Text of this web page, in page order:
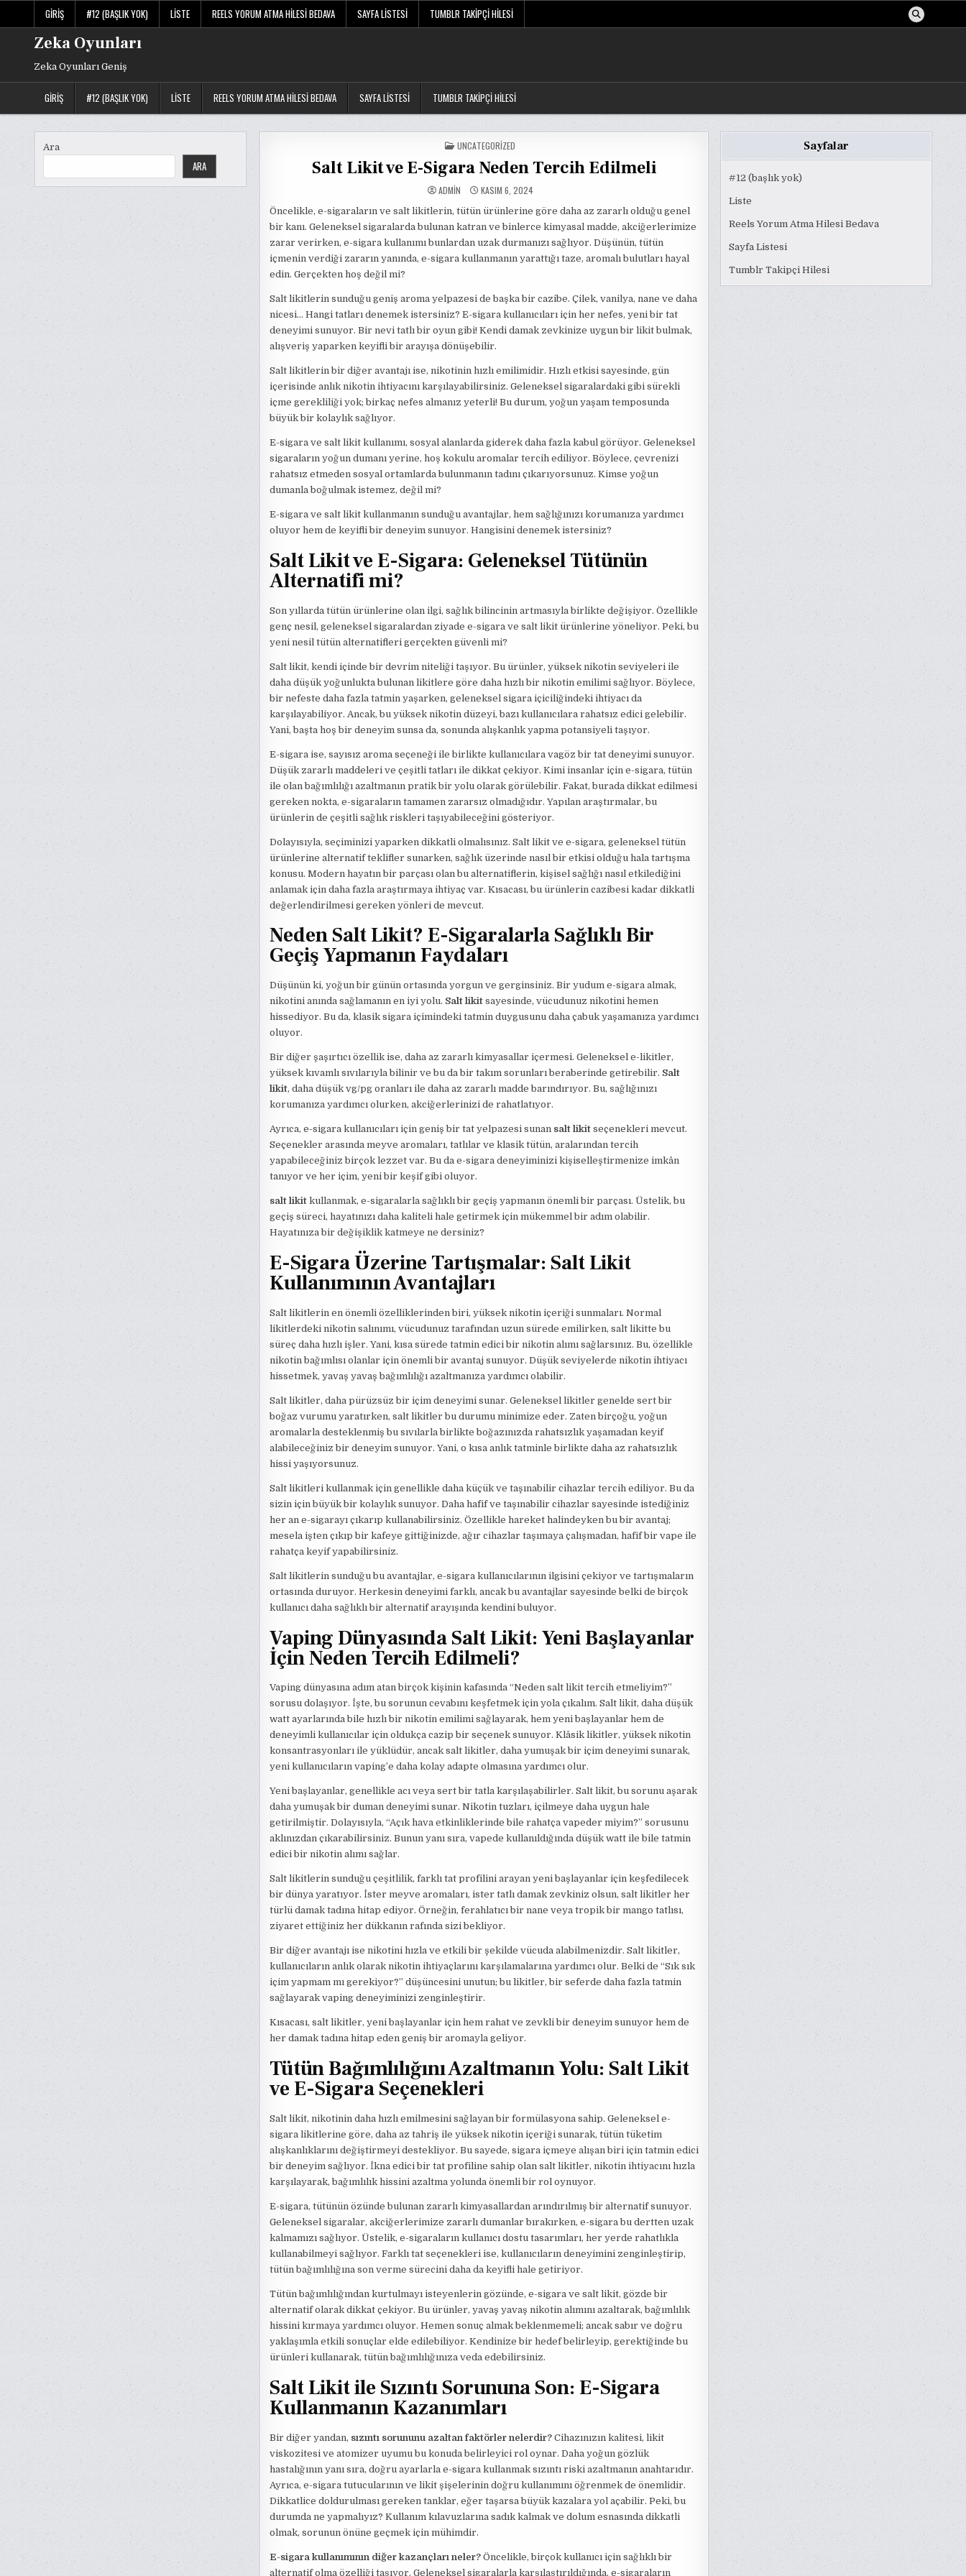
GIRIŞ #12 (BAŞLIK YOK) LISTE REELS YORUM ATMA HILESI BEDAVA SAYFA LISTESI TUMBLR TAKIPÇI HILESI
Zeka Oyunları
Zeka Oyunları Geniş
GIRIŞ #12 (BAŞLIK YOK) LISTE REELS YORUM ATMA HILESI BEDAVA SAYFA LISTESI TUMBLR TAKIPÇI HILESI
Ara
ARA
POSTED
IN
UNCATEGORIZED
Salt Likit ve E-Sigara Neden Tercih Edilmeli
ADMIN KASIM 6, 2024
Öncelikle, e-sigaraların ve salt likitlerin, tütün ürünlerine göre daha az zararlı olduğu genel
bir kanı. Geleneksel sigaralarda bulunan katran ve binlerce kimyasal madde, akciğerlerimize
zarar verirken, e-sigara kullanımı bunlardan uzak durmanızı sağlıyor. Düşünün, tütün
içmenin verdiği zararın yanında, e-sigara kullanmanın yarattığı taze, aromalı bulutları hayal
edin. Gerçekten hoş değil mi?
Salt likitlerin sunduğu geniş aroma yelpazesi de başka bir cazibe. Çilek, vanilya, nane ve daha
nicesi… Hangi tatları denemek istersiniz? E-sigara kullanıcıları için her nefes, yeni bir tat
deneyimi sunuyor. Bir nevi tatlı bir oyun gibi! Kendi damak zevkinize uygun bir likit bulmak,
alışveriş yaparken keyifli bir arayışa dönüşebilir.
Salt likitlerin bir diğer avantajı ise, nikotinin hızlı emilimidir. Hızlı etkisi sayesinde, gün
içerisinde anlık nikotin ihtiyacını karşılayabilirsiniz. Geleneksel sigaralardaki gibi sürekli
içme gerekliliği yok; birkaç nefes almanız yeterli! Bu durum, yoğun yaşam temposunda
büyük bir kolaylık sağlıyor.
E-sigara ve salt likit kullanımı, sosyal alanlarda giderek daha fazla kabul görüyor. Geleneksel
sigaraların yoğun dumanı yerine, hoş kokulu aromalar tercih ediliyor. Böylece, çevrenizi
rahatsız etmeden sosyal ortamlarda bulunmanın tadını çıkarıyorsunuz. Kimse yoğun
dumanla boğulmak istemez, değil mi?
E-sigara ve salt likit kullanmanın sunduğu avantajlar, hem sağlığınızı korumanıza yardımcı
oluyor hem de keyifli bir deneyim sunuyor. Hangisini denemek istersiniz?
Salt Likit ve E-Sigara: Geleneksel Tütünün
Alternatifi mi?
Son yıllarda tütün ürünlerine olan ilgi, sağlık bilincinin artmasıyla birlikte değişiyor. Özellikle
genç nesil, geleneksel sigaralardan ziyade e-sigara ve salt likit ürünlerine yöneliyor. Peki, bu
yeni nesil tütün alternatifleri gerçekten güvenli mi?
Salt likit, kendi içinde bir devrim niteliği taşıyor. Bu ürünler, yüksek nikotin seviyeleri ile
daha düşük yoğunlukta bulunan likitlere göre daha hızlı bir nikotin emilimi sağlıyor. Böylece,
bir nefeste daha fazla tatmin yaşarken, geleneksel sigara içiciliğindeki ihtiyacı da
karşılayabiliyor. Ancak, bu yüksek nikotin düzeyi, bazı kullanıcılara rahatsız edici gelebilir.
Yani, başta hoş bir deneyim sunsa da, sonunda alışkanlık yapma potansiyeli taşıyor.
E-sigara ise, sayısız aroma seçeneği ile birlikte kullanıcılara vagöz bir tat deneyimi sunuyor.
Düşük zararlı maddeleri ve çeşitli tatları ile dikkat çekiyor. Kimi insanlar için e-sigara, tütün
ile olan bağımlılığı azaltmanın pratik bir yolu olarak görülebilir. Fakat, burada dikkat edilmesi
gereken nokta, e-sigaraların tamamen zararsız olmadığıdır. Yapılan araştırmalar, bu
ürünlerin de çeşitli sağlık riskleri taşıyabileceğini gösteriyor.
Dolayısıyla, seçiminizi yaparken dikkatli olmalısınız. Salt likit ve e-sigara, geleneksel tütün
ürünlerine alternatif teklifler sunarken, sağlık üzerinde nasıl bir etkisi olduğu hala tartışma
konusu. Modern hayatın bir parçası olan bu alternatiflerin, kişisel sağlığı nasıl etkilediğini
anlamak için daha fazla araştırmaya ihtiyaç var. Kısacası, bu ürünlerin cazibesi kadar dikkatli
değerlendirilmesi gereken yönleri de mevcut.
Neden Salt Likit? E-Sigaralarla Sağlıklı Bir
Geçiş Yapmanın Faydaları
Düşünün ki, yoğun bir günün ortasında yorgun ve gerginsiniz. Bir yudum e-sigara almak,
nikotini anında sağlamanın en iyi yolu. Salt likitsayesinde, vücudunuz nikotini hemen
hissediyor. Bu da, klasik sigara içimindeki tatmin duygusunu daha çabuk yaşamanıza yardımcı
oluyor.
Bir diğer şaşırtıcı özellik ise, daha az zararlı kimyasallar içermesi. Geleneksel e-likitler,
yüksek kıvamlı sıvılarıyla bilinir ve bu da bir takım sorunları beraberinde getirebilir. Salt
likit, daha düşük vg/pg oranları ile daha az zararlı madde barındırıyor. Bu, sağlığınızı
korumanıza yardımcı olurken, akciğerlerinizi de rahatlatıyor.
Ayrıca, e-sigara kullanıcıları için geniş bir tat yelpazesi sunan salt likitseçenekleri mevcut.
Seçenekler arasında meyve aromaları, tatlılar ve klasik tütün, aralarından tercih
yapabileceğiniz birçok lezzet var. Bu da e-sigara deneyiminizi kişiselleştirmenize imkân
tanıyor ve her içim, yeni bir keşif gibi oluyor.
salt likitkullanmak, e-sigaralarla sağlıklı bir geçiş yapmanın önemli bir parçası. Üstelik, bu
geçiş süreci, hayatınızı daha kaliteli hale getirmek için mükemmel bir adım olabilir.
Hayatınıza bir değişiklik katmeye ne dersiniz?
E-Sigara Üzerine Tartışmalar: Salt Likit
Kullanımının Avantajları
Salt likitlerin en önemli özelliklerinden biri, yüksek nikotin içeriği sunmaları. Normal
likitlerdeki nikotin salınımı, vücudunuz tarafından uzun sürede emilirken, salt likitte bu
süreç daha hızlı işler. Yani, kısa sürede tatmin edici bir nikotin alımı sağlarsınız. Bu, özellikle
nikotin bağımlısı olanlar için önemli bir avantaj sunuyor. Düşük seviyelerde nikotin ihtiyacı
hissetmek, yavaş yavaş bağımlılığı azaltmanıza yardımcı olabilir.
Salt likitler, daha pürüzsüz bir içim deneyimi sunar. Geleneksel likitler genelde sert bir
boğaz vurumu yaratırken, salt likitler bu durumu minimize eder. Zaten birçoğu, yoğun
aromalarla desteklenmiş bu sıvılarla birlikte boğazınızda rahatsızlık yaşamadan keyif
alabileceğiniz bir deneyim sunuyor. Yani, o kısa anlık tatminle birlikte daha az rahatsızlık
hissi yaşıyorsunuz.
Salt likitleri kullanmak için genellikle daha küçük ve taşınabilir cihazlar tercih ediliyor. Bu da
sizin için büyük bir kolaylık sunuyor. Daha hafif ve taşınabilir cihazlar sayesinde istediğiniz
her an e-sigarayı çıkarıp kullanabilirsiniz. Özellikle hareket halindeyken bu bir avantaj;
mesela işten çıkıp bir kafeye gittiğinizde, ağır cihazlar taşımaya çalışmadan, hafif bir vape ile
rahatça keyif yapabilirsiniz.
Salt likitlerin sunduğu bu avantajlar, e-sigara kullanıcılarının ilgisini çekiyor ve tartışmaların
ortasında duruyor. Herkesin deneyimi farklı, ancak bu avantajlar sayesinde belki de birçok
kullanıcı daha sağlıklı bir alternatif arayışında kendini buluyor.
Vaping Dünyasında Salt Likit: Yeni Başlayanlar
İçin Neden Tercih Edilmeli?
Vaping dünyasına adım atan birçok kişinin kafasında “Neden salt likit tercih etmeliyim?”
sorusu dolaşıyor. İşte, bu sorunun cevabını keşfetmek için yola çıkalım. Salt likit, daha düşük
watt ayarlarında bile hızlı bir nikotin emilimi sağlayarak, hem yeni başlayanlar hem de
deneyimli kullanıcılar için oldukça cazip bir seçenek sunuyor. Klâsik likitler, yüksek nikotin
konsantrasyonları ile yüklüdür, ancak salt likitler, daha yumuşak bir içim deneyimi sunarak,
yeni kullanıcıların vaping’e daha kolay adapte olmasına yardımcı olur.
Yeni başlayanlar, genellikle acı veya sert bir tatla karşılaşabilirler. Salt likit, bu sorunu aşarak
daha yumuşak bir duman deneyimi sunar. Nikotin tuzları, içilmeye daha uygun hale
getirilmiştir. Dolayısıyla, “Açık hava etkinliklerinde bile rahatça vapeder miyim?” sorusunu
aklınızdan çıkarabilirsiniz. Bunun yanı sıra, vapede kullanıldığında düşük watt ile bile tatmin
edici bir nikotin alımı sağlar.
Salt likitlerin sunduğu çeşitlilik, farklı tat profilini arayan yeni başlayanlar için keşfedilecek
bir dünya yaratıyor. İster meyve aromaları, ister tatlı damak zevkiniz olsun, salt likitler her
türlü damak tadına hitap ediyor. Örneğin, ferahlatıcı bir nane veya tropik bir mango tatlısı,
ziyaret ettiğiniz her dükkanın rafında sizi bekliyor.
Bir diğer avantajı ise nikotini hızla ve etkili bir şekilde vücuda alabilmenizdir. Salt likitler,
kullanıcıların anlık olarak nikotin ihtiyaçlarını karşılamalarına yardımcı olur. Belki de “Sık sık
içim yapmam mı gerekiyor?” düşüncesini unutun; bu likitler, bir seferde daha fazla tatmin
sağlayarak vaping deneyiminizi zenginleştirir.
Kısacası, salt likitler, yeni başlayanlar için hem rahat ve zevkli bir deneyim sunuyor hem de
her damak tadına hitap eden geniş bir aromayla geliyor.
Tütün Bağımlılığını Azaltmanın Yolu: Salt Likit
ve E-Sigara Seçenekleri
Salt likit, nikotinin daha hızlı emilmesini sağlayan bir formülasyona sahip. Geleneksel e-
sigara likitlerine göre, daha az tahriş ile yüksek nikotin içeriği sunarak, tütün tüketim
alışkanlıklarını değiştirmeyi destekliyor. Bu sayede, sigara içmeye alışan biri için tatmin edici
bir deneyim sağlıyor. İkna edici bir tat profiline sahip olan salt likitler, nikotin ihtiyacını hızla
karşılayarak, bağımlılık hissini azaltma yolunda önemli bir rol oynuyor.
E-sigara, tütünün özünde bulunan zararlı kimyasallardan arındırılmış bir alternatif sunuyor.
Geleneksel sigaralar, akciğerlerimize zararlı dumanlar bırakırken, e-sigara bu dertten uzak
kalmamızı sağlıyor. Üstelik, e-sigaraların kullanıcı dostu tasarımları, her yerde rahatlıkla
kullanabilmeyi sağlıyor. Farklı tat seçenekleri ise, kullanıcıların deneyimini zenginleştirip,
tütün bağımlılığına son verme sürecini daha da keyifli hale getiriyor.
Tütün bağımlılığından kurtulmayı isteyenlerin gözünde, e-sigara ve salt likit, gözde bir
alternatif olarak dikkat çekiyor. Bu ürünler, yavaş yavaş nikotin alımını azaltarak, bağımlılık
hissini kırmaya yardımcı oluyor. Hemen sonuç almak beklenmemeli; ancak sabır ve doğru
yaklaşımla etkili sonuçlar elde edilebiliyor. Kendinize bir hedef belirleyip, gerektiğinde bu
ürünleri kullanarak, tütün bağımlılığınıza veda edebilirsiniz.
Salt Likit ile Sızıntı Sorununa Son: E-Sigara
Kullanmanın Kazanımları
Bir diğer yandan, sızıntı sorununu azaltan faktörler nelerdir?Cihazınızın kalitesi, likit
viskozitesi ve atomizer uyumu bu konuda belirleyici rol oynar. Daha yoğun gözlük
hastalığının yanı sıra, doğru ayarlarla e-sigara kullanmak sızıntı riski azaltmanın anahtarıdır.
Ayrıca, e-sigara tutucularının ve likit şişelerinin doğru kullanımını öğrenmek de önemlidir.
Dikkatlice doldurulması gereken tanklar, eğer taşarsa büyük kazalara yol açabilir. Peki, bu
durumda ne yapmalıyız? Kullanım kılavuzlarına sadık kalmak ve dolum esnasında dikkatli
olmak, sorunun önüne geçmek için mühimdir.
E-sigara kullanımının diğer kazançları neler?Öncelikle, birçok kullanıcı için sağlıklı bir
alternatif olma özelliği taşıyor. Geleneksel sigaralarla karşılaştırıldığında, e-sigaraların
Sayfalar
#12 (başlık yok)
Liste
Reels Yorum Atma Hilesi Bedava
Sayfa Listesi
Tumblr Takipçi Hilesi